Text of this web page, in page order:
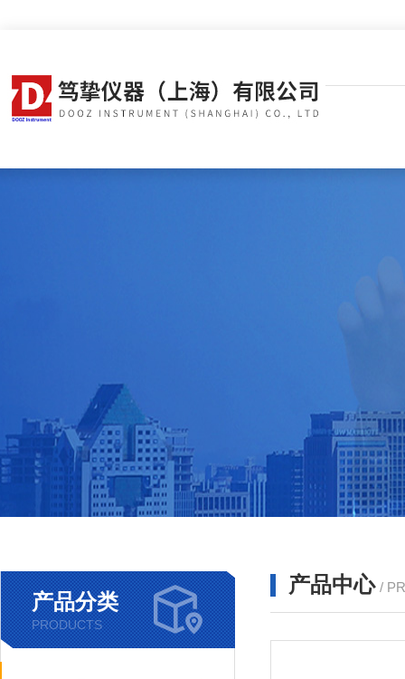
产品分类
PRODUCTS
产品中心 /